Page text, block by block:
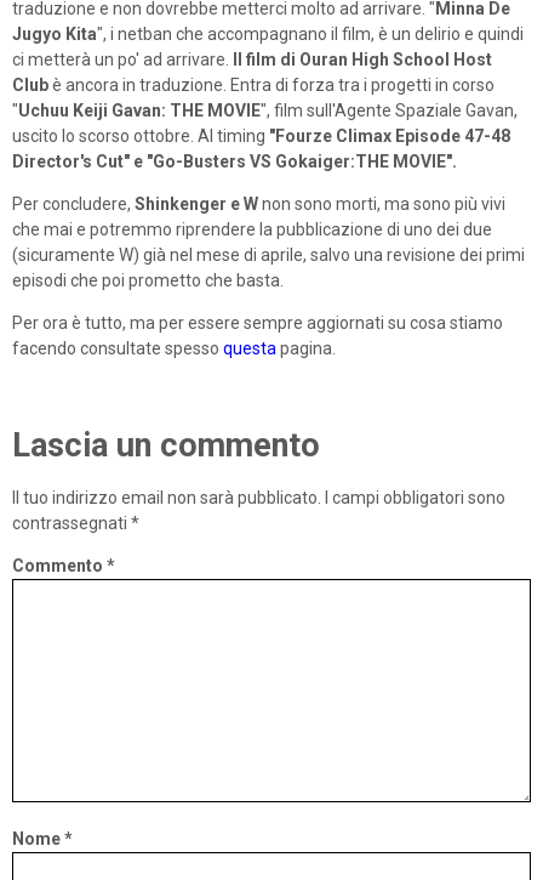
traduzione e non dovrebbe metterci molto ad arrivare. " Minna De
Jugyo Kita", i netban che accompagnano il film, è un delirio e quindi
ci metterà un po' ad arrivare.
Il film di Ouran High School Host
Clubè ancora in traduzione. Entra di forza tra i progetti in corso
"Uchuu Keiji Gavan: THE MOVIE", film sull'Agente Spaziale Gavan,
uscito lo scorso ottobre. Al timing "Fourze Climax Episode 47-48
Director's Cut" e "Go-Busters VS Gokaiger:THE MOVIE".
Per concludere, Shinkenger e Wnon sono morti, ma sono più vivi
che mai e potremmo riprendere la pubblicazione di uno dei due
(sicuramente W) già nel mese di aprile, salvo una revisione dei primi
episodi che poi prometto che basta.
Per ora è tutto, ma per essere sempre aggiornati su cosa stiamo
facendo consultate spesso questa pagina.
Lascia un commento
Il tuo indirizzo email non sarà pubblicato.
I campi obbligatori sono
contrassegnati *
Commento *
Nome*